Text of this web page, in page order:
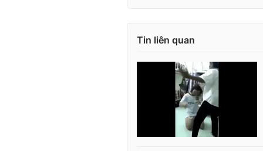
Tin liên quan